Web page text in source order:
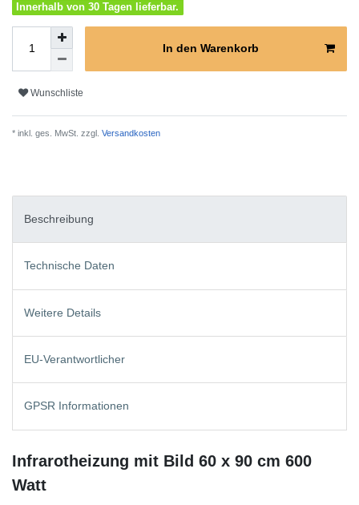
Innerhalb von 30 Tagen lieferbar.
In den Warenkorb
Wunschliste
* inkl. ges. MwSt. zzgl. Versandkosten
Beschreibung
Technische Daten
Weitere Details
EU-Verantwortlicher
GPSR Informationen
Infrarotheizung mit Bild 60 x 90 cm 600
Watt